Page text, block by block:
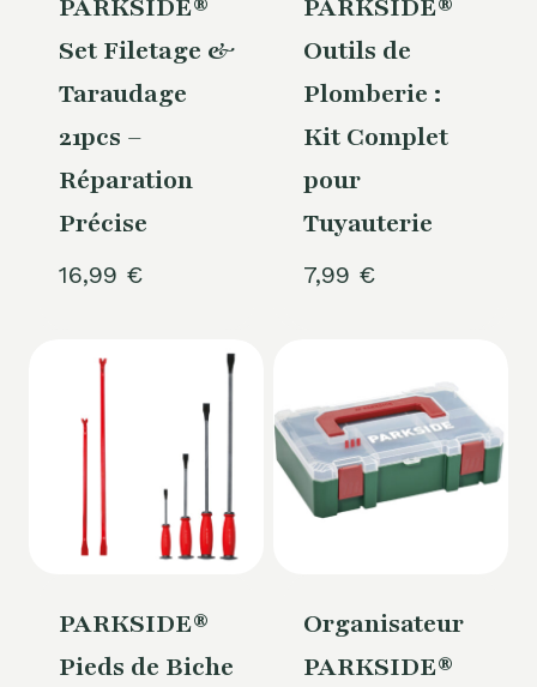
PARKSIDE®
Set Filetage &
Taraudage
21pcs –
Réparation
Précise
16,99 €
PARKSIDE®
Outils de
Plomberie :
Kit Complet
pour
Tuyauterie
7,99 €
PARKSIDE®
Pieds de Biche
Organisateur
PARKSIDE®